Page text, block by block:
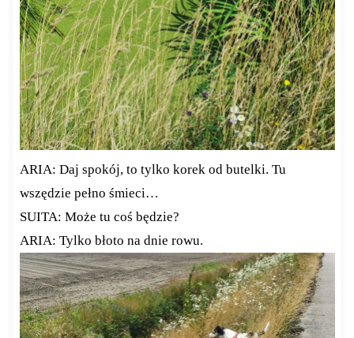
ARIA: Daj spokój, to tylko korek od butelki. Tu
wszędzie pełno śmieci…
SUITA: Może tu coś będzie?
ARIA: Tylko błoto na dnie rowu.